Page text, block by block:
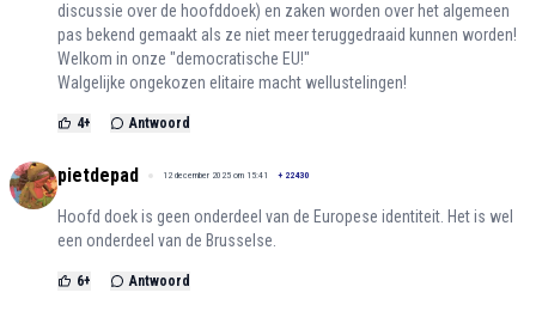
discussie over de hoofddoek) en zaken worden over het algemeen
pas bekend gemaakt als ze niet meer teruggedraaid kunnen worden!
Welkom in onze "democratische EU!"
Walgelijke ongekozen elitaire macht wellustelingen!
4+ Antwoord
pietdepad 12 december 2025 om 15:41 + 22430
Hoofd doek is geen onderdeel van de Europese identiteit. Het is wel
een onderdeel van de Brusselse.
6+ Antwoord